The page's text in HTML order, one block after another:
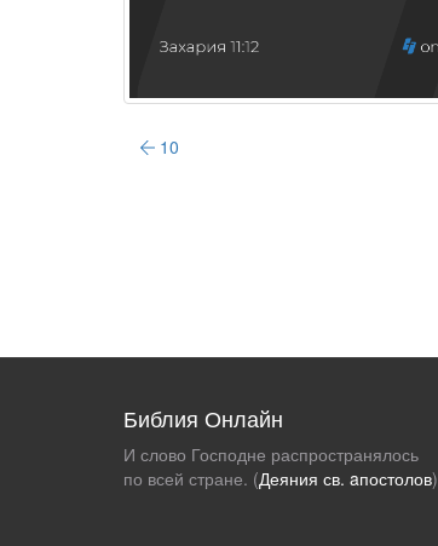
10
Библия Онлайн
И слово Господне распространялось
по всей стране. (Деяния св. aпостолов)